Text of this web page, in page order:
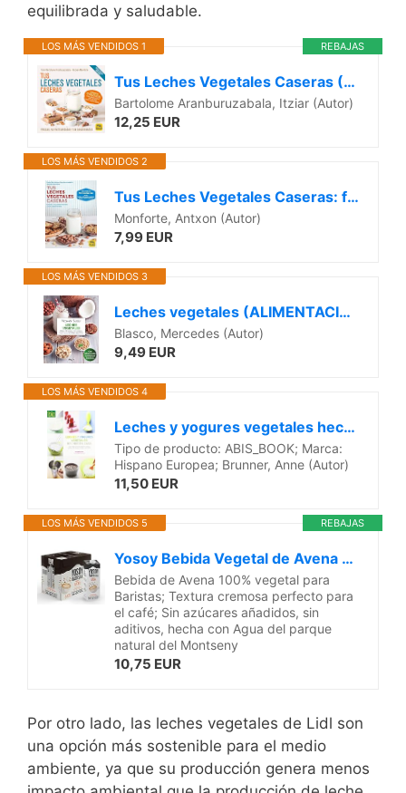
equilibrada y saludable.
REBAJAS
LOS MÁS VENDIDOS 1
Tus Leches Vegetales Caseras (Nueva Edición): Frescas, no pasteurizadas y sin conservantes: 11 (Cocinar Naturalmente)
Bartolome Aranburuzabala, Itziar (Autor)
12,25 EUR
LOS MÁS VENDIDOS 2
Tus Leches Vegetales Caseras: frescas, no pasteurizadas y sin conservantes (Cocinar NaturalMente)
Monforte, Antxon (Autor)
7,99 EUR
LOS MÁS VENDIDOS 3
Leches vegetales (ALIMENTACIÓN)
Blasco, Mercedes (Autor)
9,49 EUR
LOS MÁS VENDIDOS 4
Leches y yogures vegetales hechos en casa (Cocina bio)
Tipo de producto: ABIS_BOOK; Marca:
Hispano Europea; Brunner, Anne (Autor)
11,50 EUR
REBAJAS
LOS MÁS VENDIDOS 5
Yosoy Bebida Vegetal de Avena Barista , Pack de 6 x 1L
Bebida de Avena 100% vegetal para
Baristas; Textura cremosa perfecto para
el café; Sin azúcares añadidos, sin
aditivos, hecha con Agua del parque
natural del Montseny
10,75 EUR
Por otro ​lado, las ⁢leches ‍vegetales de Lidl⁤ son
una opción más sostenible‍ para el ⁣medio
ambiente, ya que su producción genera‍ menos⁤